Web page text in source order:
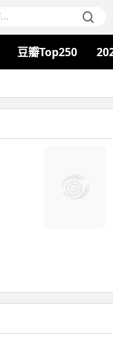
豆瓣Top250